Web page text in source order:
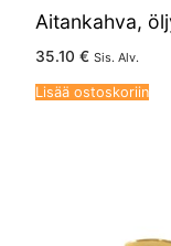
Aitankahva,
35.10 € Sis. Alv.
Lisää ostoskoriin